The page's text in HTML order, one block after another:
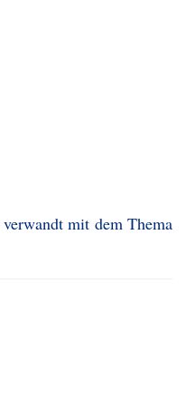
mit dem Thema